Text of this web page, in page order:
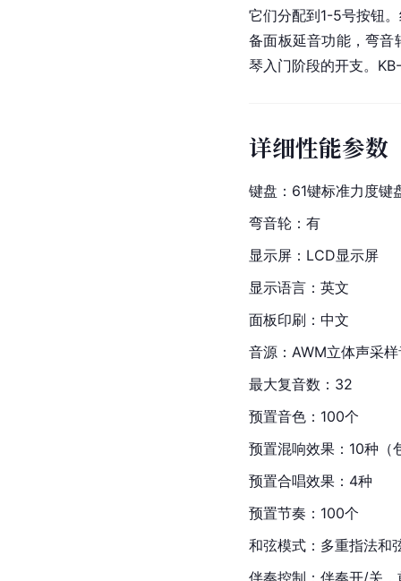
它们分配到1-5号按钮
备面板延音功能，弯
琴入门阶段的开支。
详细性能参数
键盘：61键标准力度键
弯音轮：有
显示屏：LCD显示屏
显示语言：英文
面板印刷：中文
音源：AWM立体声采
最大复音数：32
预置音色：100个
预置混响效果：10种（
预置合唱效果：4种
预置节奏：100个
和弦模式：多重指法和
伴奏控制：伴奏开/关